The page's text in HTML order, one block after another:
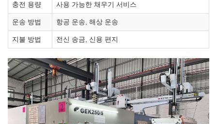
충전 용량 사용 가능한 채우기 서비스
운송 방법 항공 운송, 해상 운송
지불 방법 전신 송금, 신용 편지